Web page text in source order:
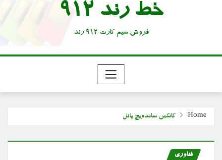
خط رند 912
فروش سیم کارت 912 رند
Home کانکس ساندویچ پانل
فناوری